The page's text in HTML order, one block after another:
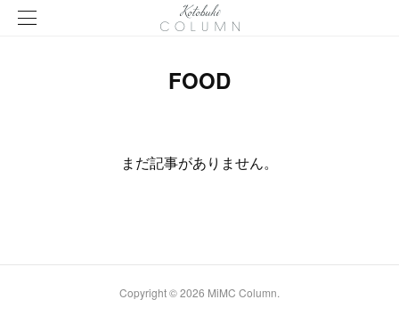
FOOD
まだ記事がありません。
Copyright ©2026 MiMC Column.